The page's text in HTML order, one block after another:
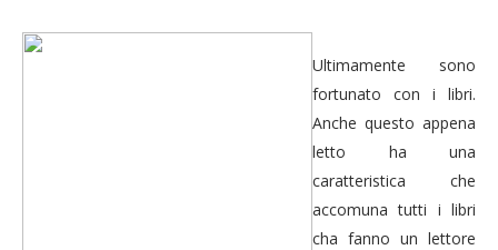
Ultimamente sono
fortunato con i libri.
Anche questo appena
letto ha una
caratteristica che
accomuna tutti i libri
cha fanno un lettore